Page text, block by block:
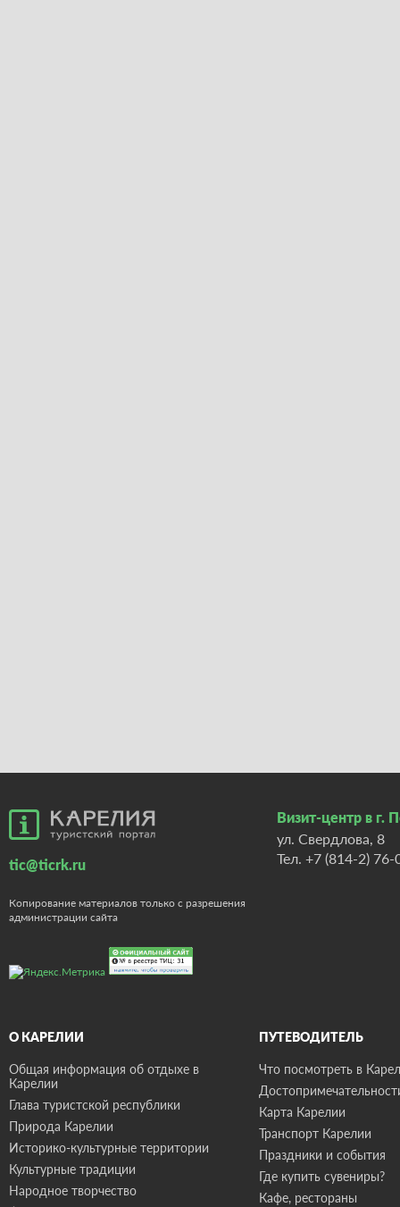
tic@ticrk.ru
Копирование материалов только с разрешения
администрации сайта
Визит-центр в г.
ул. Свердлова, 8
Тел. +7 (814-2) 76-
О КАРЕЛИИ
Общая информация об отдыхе в
Карелии
Глава туристской республики
Природа Карелии
Историко-культурные территории
Культурные традиции
Народное творчество
ПУТЕВОДИТЕЛЬ
Что посмотреть в
Карта Карелии
Транспорт Карелии
Праздники и события
Где купить сувениры?
Кафе, рестораны